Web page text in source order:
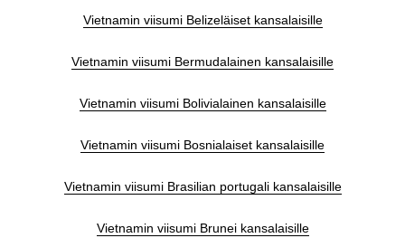
Vietnamin viisumi Belizeläiset kansalaisille
Vietnamin viisumi Bermudalainen kansalaisille
Vietnamin viisumi Bolivialainen kansalaisille
Vietnamin viisumi Bosnialaiset kansalaisille
Vietnamin viisumi Brasilian portugali kansalaisille
Vietnamin viisumi Brunei kansalaisille